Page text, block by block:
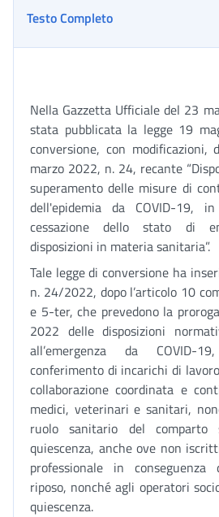
Testo Completo
Nella Gazzetta Ufficiale del 23
stata pubblicata la legge 19
conversione, con modificazioni,
marzo 2022, n. 24, recante
superamento delle misure di
dell'epidemia da COVID-19,
cessazione dello stato di
disposizioni in materia sanitaria”.
Tale legge di conversione ha
n. 24/2022, dopo l’articolo 10
e 5-ter, che prevedono la
2022 delle disposizioni
all’emergenza da
conferimento di incarichi di
collaborazione coordinata e
medici, veterinari e sanitari,
ruolo sanitario del comparto
quiescenza, anche ove non
professionale in
riposo, nonché agli operatori
quiescenza.